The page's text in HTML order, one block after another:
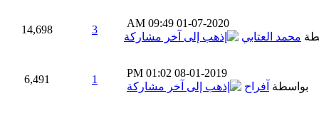
01-07-2020
09:49 AM
محمد العتابي
3
14,698
08-01-2019
01:02 PM
بواسطة آفراح
1
6,491